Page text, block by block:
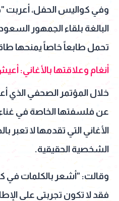
وفي كواليس الحفل،
البالغة بلقاء الجمهور
تحمل طابعاً خاصاً يمنحها
أنغام وعلاقتها بالأغاني:
خلال المؤتمر الصحفي الذي
عن فلسفتها الخاصة في
الأغاني التي تقدمها لا تعبر
الشخصية الحقيقية.
وقالت: "أشعر بالكلمات
فقد لا تكون تجربتي على